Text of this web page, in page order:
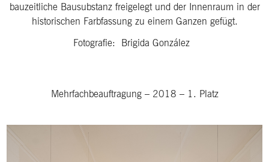
bauzeitliche Bausubstanz freigelegt und der Innenraum in der
historischen Farbfassung zu einem Ganzen gefügt.
Fotografie: Brigida González
Mehrfachbeauftragung– 2018 – 1. Platz